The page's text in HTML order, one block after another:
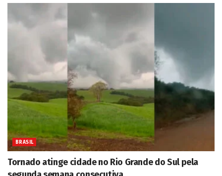
BRASIL
Tornado atinge cidade no Rio Grande do Sul pela